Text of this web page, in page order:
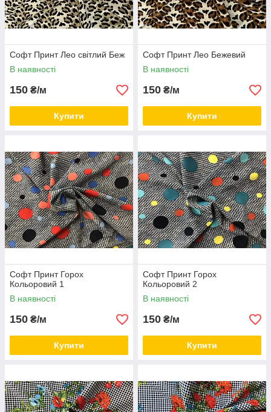
Софт Принт Лео світлий Беж
В наявності
150 ₴/м
Купити
Софт Принт Лео Бежевий
В наявності
150 ₴/м
Купити
Софт Принт Горох
Кольоровий 1
В наявності
150 ₴/м
Купити
Софт Принт Горох
Кольоровий 2
В наявності
150 ₴/м
Купити